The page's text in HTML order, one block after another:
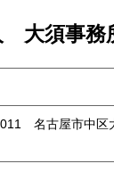
大須事務
名古屋市中区